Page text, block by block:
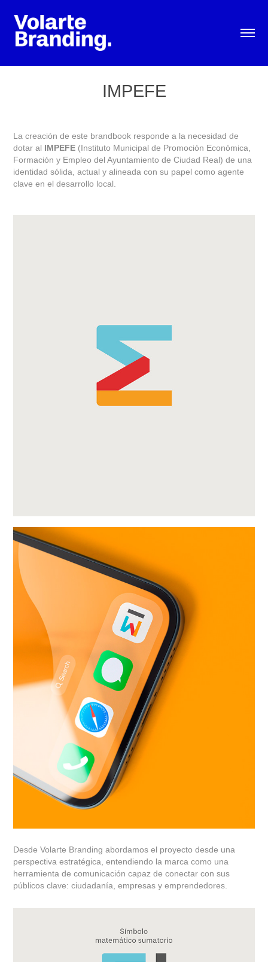
IMPEFE
La creación de este brandbook responde a la necesidad de
dotar al IMPEFE (Instituto Municipal de Promoción Económica,
Formación y Empleo del Ayuntamiento de Ciudad Real) de una
identidad sólida, actual y alineada con su papel como agente
clave en el desarrollo local.
Desde Volarte Branding abordamos el proyecto desde una
perspectiva estratégica, entendiendo la marca como una
herramienta de comunicación capaz de conectar con sus
públicos clave: ciudadanía, empresas y emprendedores.